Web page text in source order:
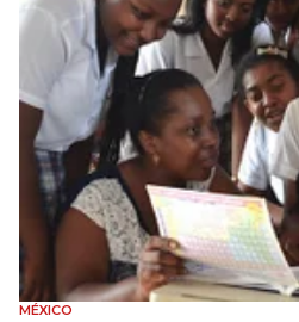
MÉXICO